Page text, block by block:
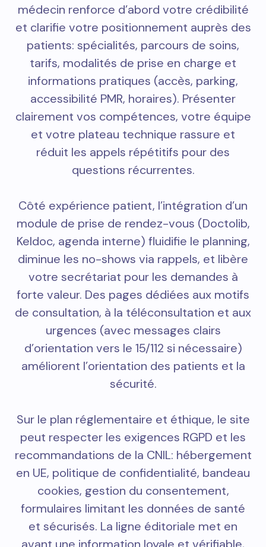
médecin renforce d’abord votre crédibilité
et clarifie votre positionnement auprès des
patients: spécialités, parcours de soins,
tarifs, modalités de prise en charge et
informations pratiques (accès, parking,
accessibilité PMR, horaires). Présenter
clairement vos compétences, votre équipe
et votre plateau technique rassure et
réduit les appels répétitifs pour des
questions récurrentes.
Côté expérience patient, l’intégration d’un
module de prise de rendez-vous (Doctolib,
Keldoc, agenda interne) fluidifie le planning,
diminue les no-shows via rappels, et libère
votre secrétariat pour les demandes à
forte valeur. Des pages dédiées aux motifs
de consultation, à la téléconsultation et aux
urgences (avec messages clairs
d’orientation vers le 15/112 si nécessaire)
améliorent l’orientation des patients et la
sécurité.
Sur le plan réglementaire et éthique, le site
peut respecter les exigences RGPD et les
recommandations de la CNIL: hébergement
en UE, politique de confidentialité, bandeau
cookies, gestion du consentement,
formulaires limitant les données de santé
et sécurisés. La ligne éditoriale met en
avant une information loyale et vérifiable,